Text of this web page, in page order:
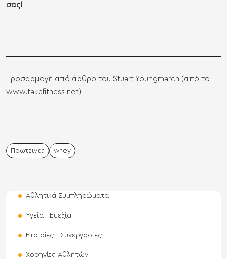
σας!
Προσαρμογή από άρθρο του Stuart Youngmarch (από το
www.takefitness.net)
Πρωτεϊνες whey
Αθλητικά Συμπληρώματα
Υγεία - Ευεξία
Εταιρίες - Συνεργασίες
Χορηγίες Αθλητών